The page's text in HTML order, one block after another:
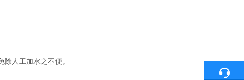
人工加水之不便。